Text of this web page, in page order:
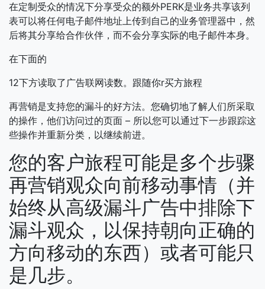
在定制受众的情况下分享受众的额外PERK是业务共享该列
表可以将任何电子邮件地址上传到自己的业务管理器中，然
后将其分享给合作伙伴，而不会分享实际的电子邮件本身。
在下面的
12下方读取了广告联网读数。跟随你r买方旅程
再营销是支持您的漏斗的好方法。您确切地了解人们所采取
的操作，他们访问过的页面 – 所以您可以通过下一步跟踪这
些操作并重新分类，以继续前进。
您的客户旅程可能是多个步骤
再营销观众向前移动事情（并
始终从高级漏斗广告中排除下
漏斗观众，以保持朝向正确的
方向移动的东西）或者可能只
是几步。